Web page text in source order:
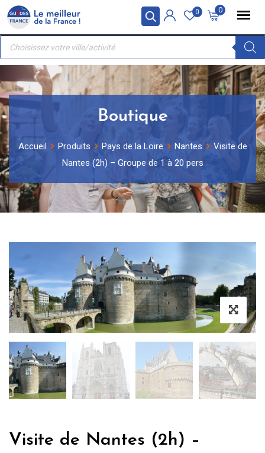
Panneau de gestion des cookies
Skip
content
0
0
Recherche
produits
Boutique
Accueil Produits Pays de la Loire Nantes
Visite de
Nantes (2h) – Groupe de 1 à 20 pers
Visite de Nantes (2h) –